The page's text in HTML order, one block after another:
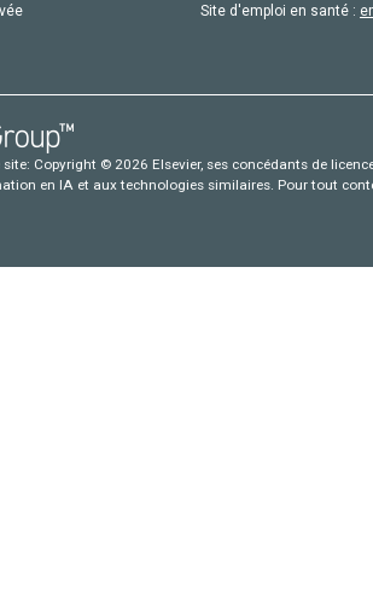
Site d'emploi en santé :
Copyright © 2026 Elsevier, ses concédants de
en IA et aux technologies similaires. Pour tout